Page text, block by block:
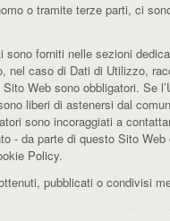
o tramite terze parti, ci
forniti nelle sezioni
nel caso di Dati di Utilizzo,
Web sono obbligatori. Se
liberi di astenersi dal
sono incoraggiati a
- da parte di questo Sito
Policy.
pubblicati o condivisi